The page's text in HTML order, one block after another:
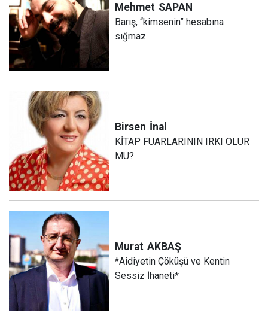
Mehmet SAPAN
Barış, “kimsenin” hesabına
sığmaz
Birsen İnal
KİTAP FUARLARININ IRKI OLUR
MU?
Murat AKBAŞ
*Aidiyetin Çöküşü ve Kentin
Sessiz İhaneti*